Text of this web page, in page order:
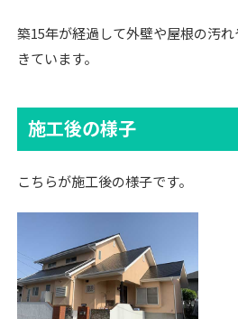
築15年が経過して外壁や屋根の汚
きています。
施工後の様子
こちらが施工後の様子です。